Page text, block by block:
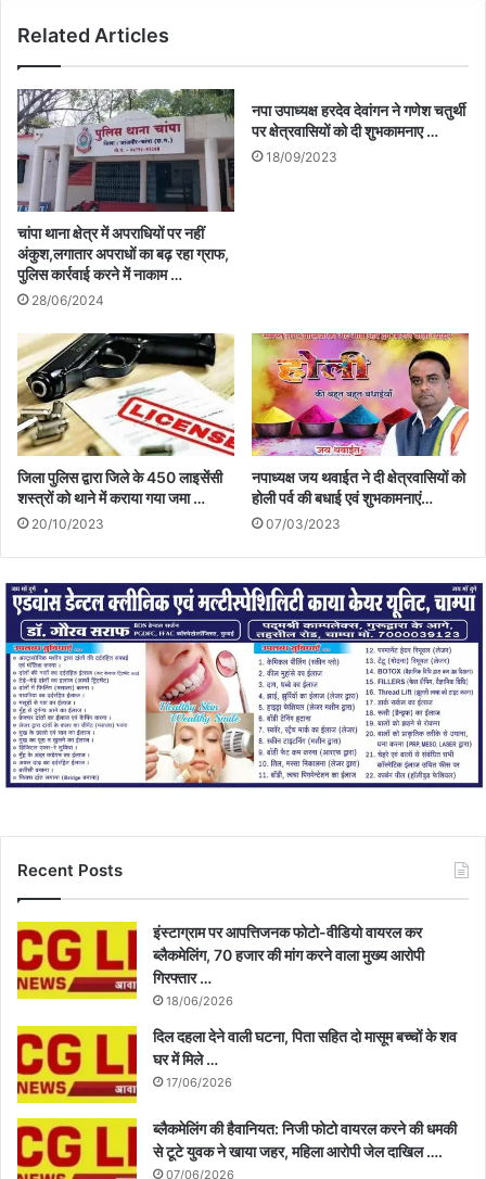
Related Articles
चांपा थाना क्षेत्र में अपराधियों पर नहीं
अंकुश,लगातार अपराधों का बढ़ रहा ग्राफ,
पुलिस कार्रवाई करने में नाकाम …
28/06/2024
नपा उपाध्यक्ष हरदेव देवांगन ने गणेश चतुर्थी
पर क्षेत्रवासियों को दी शुभकामनाए …
18/09/2023
जिला पुलिस द्वारा जिले के 450 लाइसेंसी
शस्त्रों को थाने में कराया गया जमा …
20/10/2023
नपाध्यक्ष जय थवाईत ने दी क्षेत्रवासियों को
होली पर्व की बधाई एवं शुभकामनाएं…
07/03/2023
Recent Posts
इंस्टाग्राम पर आपत्तिजनक फोटो-वीडियो वायरल कर
ब्लैकमेलिंग, 70 हजार की मांग करने वाला मुख्य आरोपी
गिरफ्तार …
18/06/2026
दिल दहला देने वाली घटना, पिता सहित दो मासूम बच्चों के शव
घर में मिले …
17/06/2026
ब्लैकमेलिंग की हैवानियत: निजी फोटो वायरल करने की धमकी
से टूटे युवक ने खाया जहर, महिला आरोपी जेल दाखिल ….
07/06/2026